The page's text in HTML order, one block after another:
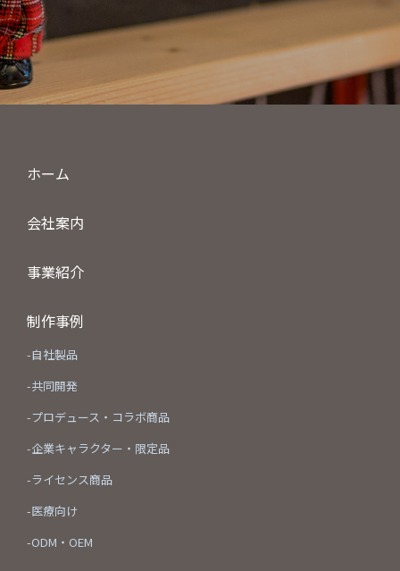
ホーム
会社案内
事業紹介
制作事例
-自社製品
-共同開発
-プロデュース・コラボ商品
-企業キャラクター・限定品
-ライセンス商品
-医療向け
-ODM・OEM